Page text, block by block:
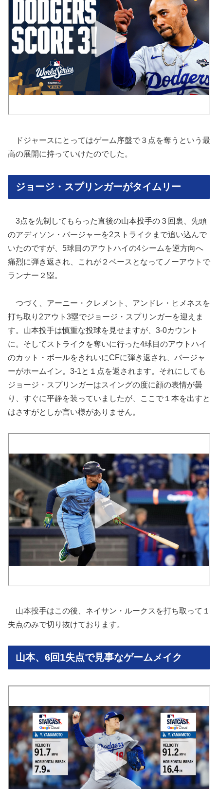
ドジャースにとってはゲーム序盤で３点を奪うという最
高の展開に持っていけたのでした。
ジョージ・スプリンガーがタイムリー
3点を先制してもらった直後の山本投手の３回裏、先頭
のアディソン・バージャーを2ストライクまで追い込んで
いたのですが、5球目のアウトハイの4シームを逆方向へ
痛烈に弾き返され、これが２ベースとなってノーアウトで
ランナー２塁。
つづく、アーニー・クレメント、アンドレ・ヒメネスを
打ち取り2アウト3塁でジョージ・スプリンガーを迎えま
す。山本投手は慎重な投球を見せますが、3-0カウント
に。そしてストライクを奪いに行った4球目のアウトハイ
のカット・ボールをきれいにCFに弾き返され、バージャ
ーがホームイン。3-1と１点を返されます。それにしても
ジョージ・スプリンガーはスイングの度に顔の表情が曇
り、すぐに平静を装っていましたが、ここで１本を出すと
はさすがとしか言い様がありません。
山本投手はこの後、ネイサン・ルークスを打ち取って１
失点のみで切り抜けております。
山本、6回1失点で見事なゲームメイク